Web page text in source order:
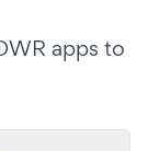
apps to